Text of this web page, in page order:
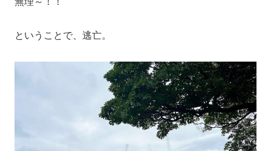
ということで、逃亡。